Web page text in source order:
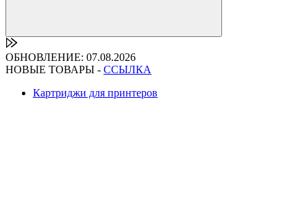
ОБНОВЛЕНИЕ: 07.08.2026
НОВЫЕ ТОВАРЫ - ССЫЛКА
Картриджи для принтеров